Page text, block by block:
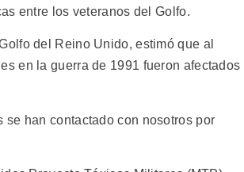
entre los veteranos del Golfo.
del Reino Unido, estimó que al
en la guerra de 1991 fueron afectados
han contactado con nosotros por